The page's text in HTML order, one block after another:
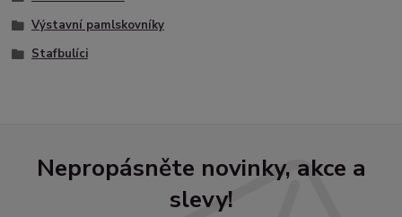
Výstavní pamlskovníky
Stafbulíci
Nepropásněte novinky, akce a
slevy!